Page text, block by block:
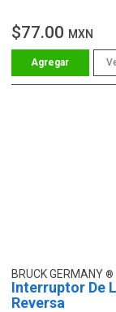
$77.00 MXN
BRUCK GERMANY
Interruptor De
Reversa